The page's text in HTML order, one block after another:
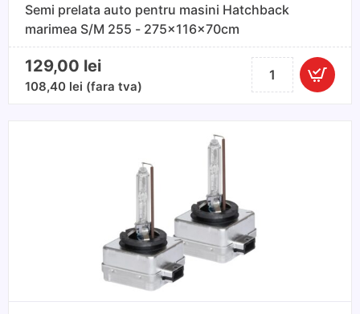
Semi prelata auto pentru masini Hatchback
marimea S/M 255 - 275x116x70cm
129,00 lei
108,40 lei (fara tva)
Cantitate
Semi
S/M
255
-